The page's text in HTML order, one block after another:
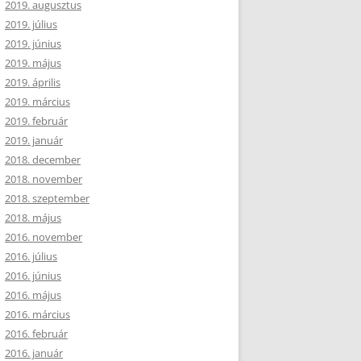
2019. augusztus
2019. július
2019. június
2019. május
2019. április
2019. március
2019. február
2019. január
2018. december
2018. november
2018. szeptember
2018. május
2016. november
2016. július
2016. június
2016. május
2016. március
2016. február
2016. január